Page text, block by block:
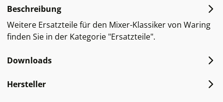
Beschreibung
Weitere Ersatzteile für den Mixer-Klassiker von Waring
finden Sie in der Kategorie "Ersatzteile".
Downloads
Hersteller